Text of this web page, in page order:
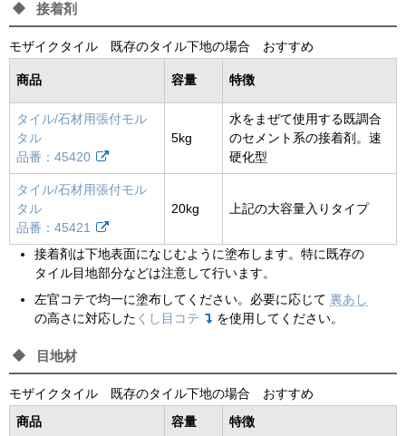
接着剤
モザイクタイル 既存のタイル下地の場合 おすすめ
商品 容量 特徴
タイル/石材用張付モル
タル
品番：45420
5kg
水をまぜて使用する既調合
のセメント系の接着剤。速
硬化型
タイル/石材用張付モル
タル
品番：45421
20kg 上記の大容量入りタイプ
接着剤は下地表面になじむように塗布します。特に既存の
タイル目地部分などは注意して行います。
左官コテで均一に塗布してください。必要に応じて 裏あし
の高さに対応した くし目コテ を使用してください。
目地材
モザイクタイル 既存のタイル下地の場合 おすすめ
商品 容量 特徴